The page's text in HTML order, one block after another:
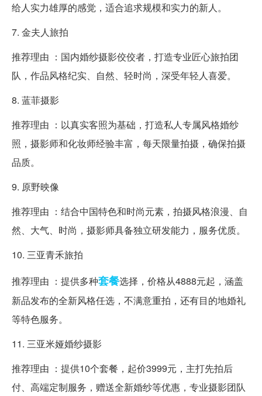
给人实力雄厚的感觉，适合追求规模和实力的新人。
7. 金夫人旅拍
推荐理由 ：国内婚纱摄影佼佼者，打造专业匠心旅拍团
队，作品风格纪实、自然、轻时尚，深受年轻人喜爱。
8. 蓝菲摄影
推荐理由 ：以真实客照为基础，打造私人专属风格婚纱
照，摄影师和化妆师经验丰富，每天限量拍摄，确保拍摄
品质。
9. 原野映像
推荐理由 ：结合中国特色和时尚元素，拍摄风格浪漫、自
然、大气、时尚，摄影师具备独立研发能力，服务优质。
10. 三亚青禾旅拍
推荐理由 ：提供多种套餐选择，价格从4888元起，涵盖
新品发布的全新风格任选，不满意重拍，还有目的地婚礼
等特色服务。
11. 三亚米娅婚纱摄影
推荐理由 ：提供10个套餐，起价3999元，主打先拍后
付、高端定制服务，赠送全新婚纱等优惠，专业摄影团队